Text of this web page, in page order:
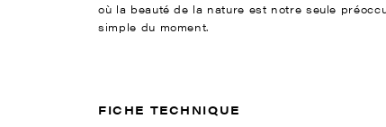
où la beauté de la nature est notre seule
simple du moment.
FICHE TECHNIQUE